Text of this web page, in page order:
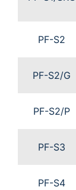
PF-S2
PF-S2/G
PF-S2/P
PF-S3
PF-S4